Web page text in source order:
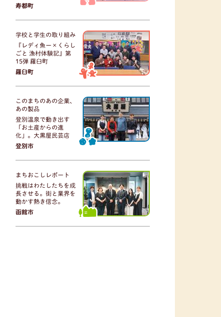
寿都町
学校と学生の取り組み
『レディ魚ー×くらし
ごと 漁村体験記』第
15弾 羅臼町
羅臼町
このまちのあの企業、
あの製品
登別温泉で動き出す
「お土産からの進
化」。大黒屋民芸店
登別市
まちおこしレポート
挑戦はわたしたちを成
長させる。街と業界を
動かす熱き信念。
函館市